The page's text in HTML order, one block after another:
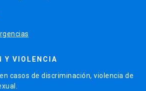
Y VIOLENCIA
casos de discriminación, violencia de